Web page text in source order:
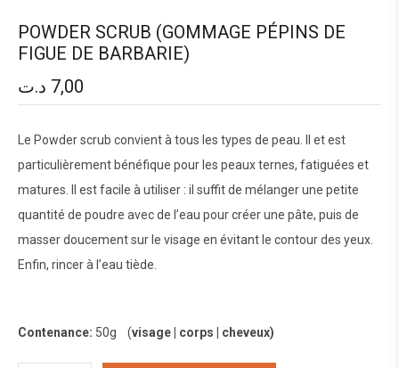
POWDER SCRUB (GOMMAGE PÉPINS DE
FIGUE DE BARBARIE)
7,00 د.ت
Le Powder scrub convient à tous les types de peau. Il et est
particulièrement bénéfique pour les peaux ternes, fatiguées et
matures. Il est facile à utiliser : il suffit de mélanger une petite
quantité de poudre avec de l’eau pour créer une pâte, puis de
masser doucement sur le visage en évitant le contour des yeux.
Enfin, rincer à l’eau tiède.
Contenance: 50g (visage | corps | cheveux)